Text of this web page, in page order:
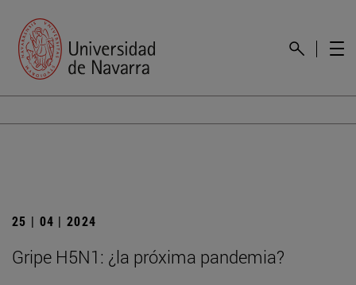
25 | 04 | 2024
Gripe H5N1: ¿la próxima pandemia?